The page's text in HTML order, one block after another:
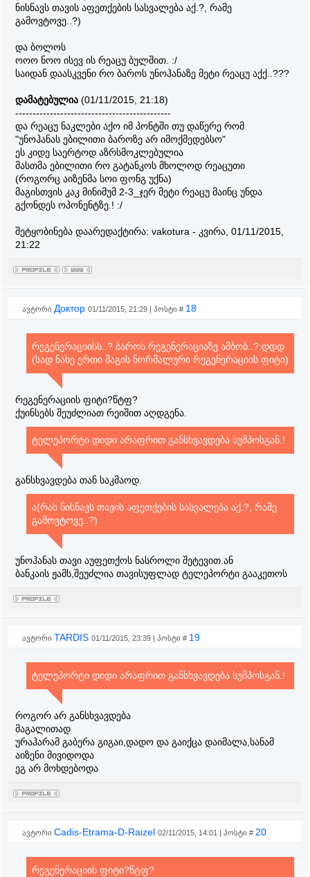
ნისნავს თავის აფეთქების სასვალება აქ.?, რამე
გამოვტოვე..?)
და ბოლოს
ოოო ნოო ისევ ის რეაცუ ბულშით. :/
საიდან დაასკვენი რო ბაროს უნოჰანაზე მეტი რეაცუ აქქ..???
დამატებულია (01/11/2015, 21:18)
---------------------------------------------
და რეაცუ ნაკლები აქო იმ პონტში თუ დაწერე რომ
"უნოჰანას ებილითი ბაროზე არ იმოქმედებსო"
ეს კიდე საერტოდ აზრსმოკლებულია
მასთმა ებილითი რო გატანკოს მხოლოდ რეაცუთი
(როგორც აიზენმა სოი ფონგ უქნა)
მაგისთვის კაკ მინიმუმ 2-3_ჯერ მეტი რეაცუ მაინც უნდა
გქონდეს ოპონენტზე.! :/
შეტყობინება დაარედაქტირა: vakotura - კვირა, 01/11/2015,
21:22
ავტორი Доктор 01/11/2015, 21:29 | პოსტი # 18
რეგენერაციისს..? ბაროს რეგენერაციაზე ამბობ..?:დდდ
(სად ნახე ერთი მაგის ნორმალური რეგენერაციის ფიტი)
რეგენერაციის ფიტი?წტფ?
ქუინსებს შეუძლიათ რეიშით აღდგენა.
ტელეპორტი დიდი არაფრით განსხვავდება სუმპოსგან.!
განსხვავდება თან საკმაოდ.
ა(რას ნისნავს თავის აფეთქების სასვალება აქ.?, რამე
გამოვტოვე..?)
უნოჰანას თავი აუფეთქოს ნასროლი შეტევით.ან
ბანკაის ჟამს,შეუძლია თავისუფლად ტელეპორტი გააკეთოს
ავტორი TARDIS 01/11/2015, 23:39 | პოსტი # 19
ტელეპორტი დიდი არაფრით განსხვავდება სუმპოსგან.!
როგორ არ განსხვავდება
მაგალითად
ურაჰარამ გაბერა გიგაი,დადო და გაიქცა დაიმალა,სანამ
აიზენი მივიდოდა
ეგ არ მოხდებოდა
ავტორი Cadis-Etrama-D-Raizel 02/11/2015, 14:01 | პოსტი # 20
რეგენერაციის ფიტი?წტფ?